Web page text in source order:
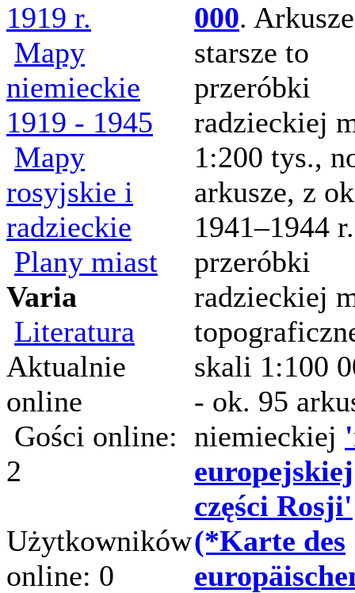
1919 r.
Mapy
niemieckie
1919 - 1945
Mapy
rosyjskie i
radzieckie
Plany miast
Varia
Literatura
Aktualnie
online
Gości online:
2
Użytkowników
online: 0
000. Arkusze
starsze to
przeróbki
radzieckiej
1:200 tys.,
arkusze, z
1941–1944
przeróbki
radzieckiej
skali 1:100
- ok. 95
niemieckiej
europejskiej
części Rosji'
(*Karte des